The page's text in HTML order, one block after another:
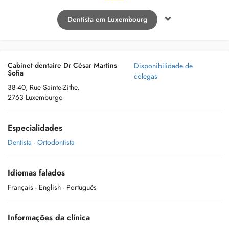
Dentista em Luxembourg
Cabinet dentaire Dr César Martins
Sofia
38-40, Rue Sainte-Zithe,
2763 Luxemburgo
Disponibilidade de
colegas
Especialidades
Dentista - Ortodontista
Idiomas falados
Français - English - Português
Informações da clínica